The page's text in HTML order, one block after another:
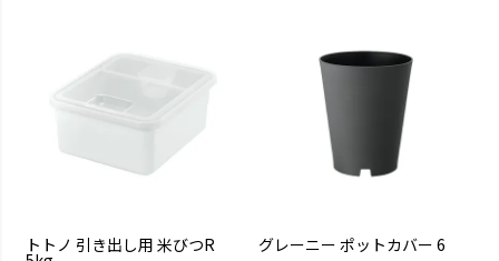
トトノ 引き出し用 米びつR
グレーニー ポットカバー 6